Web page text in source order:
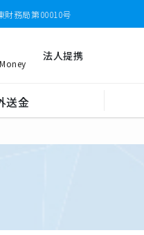
財務局第00010号
法人提携
送金